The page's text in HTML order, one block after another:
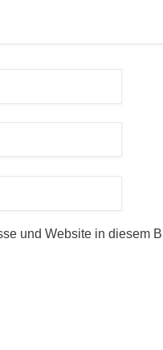
und Website in diesem